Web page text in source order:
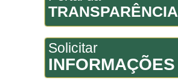
TRANSPARÊNCIA
Solicitar
INFORMAÇÕES